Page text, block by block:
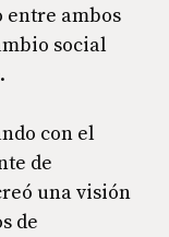
entre ambos
social
con el
de
una visión
de